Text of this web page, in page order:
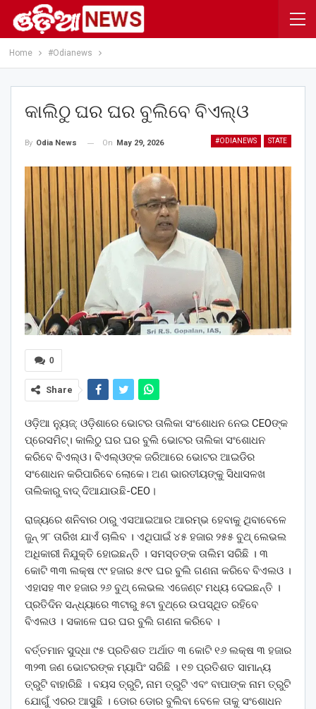
Home #Odianews
କାଲିଠୁ ଘର ଘର ବୁଲିବେ ବିଏଲ୍ଓ
#ODIANEWS STATE
By Odia News On May 29, 2026
0
Share
ଓଡ଼ିଆ ନ୍ୟୁଜ୍: ଓଡ଼ିଶାରେ ଭୋଟର ତାଲିକା ସଂଶୋଧନ ନେଇ CEOଙ୍କ
ପ୍ରେସମିଟ୍। କାଲିଠୁ ଘର ଘର ବୁଲି ଭୋଟର ତାଲିକା ସଂଶୋଧନ
କରିବେ ବିଏଲ୍ଓ। ବିଏଲ୍ଓଙ୍କ ଜରିଆରେ ଭୋଟର ଆଇଡିର
ସଂଶୋଧନ କରିପାରିବେ ଲୋକେ। ଅଣ ଭାରତୀୟଙ୍କୁ ସିଧାସଳଖ
ତାଲିକାରୁ ବାଦ୍ ଦିଆଯାଉଛି-CEO।
ରାଜ୍ୟରେ ଶନିବାର ଠାରୁ ଏସଆଇଆର ଆରମ୍ଭ ହେବାକୁ ଥିବାବେଳେ
ଜୁନ୍ ୨୮ ତାରିଖ ଯାଏଁ ଚାଲିବ । ଏଥିପାଇଁ ୪୫ ହଜାର ୨୫୫ ବୁଥ୍ ଲେଭଲ
ଅଧିକାରୀ ନିଯୁକ୍ତି ହୋଇଛନ୍ତି । ସମସ୍ତଙ୍କ ତାଲିମ ସରିଛି । ୩
କୋଟି ୩୩ ଲକ୍ଷ ୯୯ ହଜାର ୫୯୧ ଘର ବୁଲି ଗଣନା କରିବେ ବିଏଲଓ ।
ଏହାସହ ୩୧ ହଜାର ୨୬ ବୁଥ୍ ଲେଭଲ ଏଜେଣ୍ଟ ମଧ୍ୟ ଦେଇଛନ୍ତି ।
ପ୍ରତିଦିନ ସନ୍ଧ୍ୟାରେ ୩ଟାରୁ ୫ଟା ବୁଥ୍‌ରେ ଉପସ୍ଥିତ ରହିବେ
ବିଏଲଓ । ସକାଳେ ଘର ଘର ବୁଲି ଗଣନା କରିବେ ।
ବର୍ତ୍ତମାନ ସୁଦ୍ଧା ୯୫ ପ୍ରତିଶତ ଅର୍ଥାତ ୩ କୋଟି ୧୬ ଲକ୍ଷ ୩ ହଜାର
୩୨୩ ଜଣ ଭୋଟରଙ୍କ ମ୍ୟାପିଂ ସରିଛି । ୧୭ ପ୍ରତିଶତ ସାମାନ୍ୟ
ତ୍ରୁଟି ବାହାରିଛି । ବୟସ ତ୍ରୁଟି, ନାମ ତ୍ରୁଟି ଏବଂ ବାପାଙ୍କ ନାମ ତ୍ରୁଟି
ଯୋଗୁଁ ଏରର ଆସୁଛି । ଡୋର ଡୋର ବୁଲିବା ବେଳେ ତାକୁ ସଂଶୋଧନ